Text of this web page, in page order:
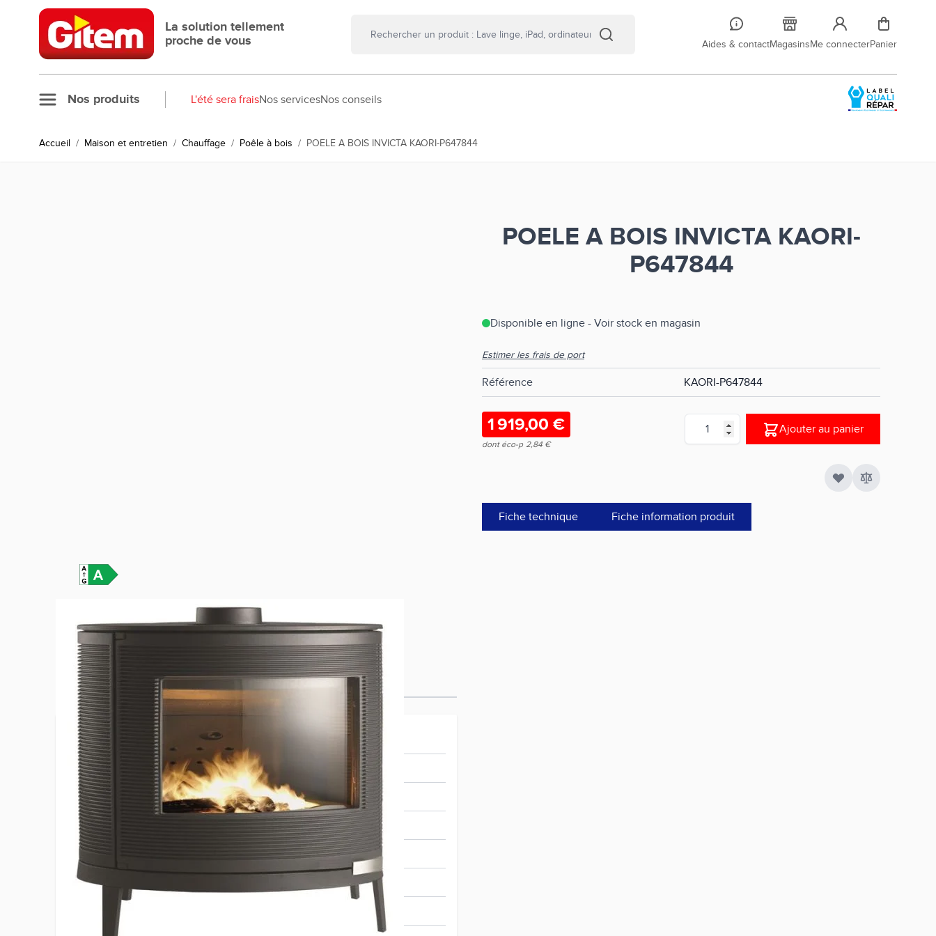
Allez au contenu
La solution tellement
proche de vous
Aides & contactMagasinsMe connecterPanier
Nos produits L'été sera fraisNos servicesNos conseils
Accueil / Maison et entretien / Chauffage / Poêle à bois / POELE A BOIS INVICTA KAORI-P647844
POELE A BOIS INVICTA KAORI-
P647844
Disponible en ligne - Voir stock en magasin
Estimer les frais de port
Référence KAORI-P647844
1 919,00 €
dont éco-p 2,84 €
Quantité
Ajouter au panier
Fiche technique Fiche information produit
Plus d’information
Classe énergétique
Compatible BBC RT 2012 (étanche) Non
Diamètre de la buse de départ 15 cm
EAN 3244336478448
Hauteur du produit 77.3 cm
Hauteur du sol à l'axe de la buse
Label Flamme Verte